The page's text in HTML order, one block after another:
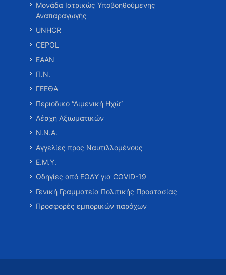
Μονάδα Ιατρικώς Υποβοηθούμενης
Αναπαραγωγής
UNHCR
CEPOL
ΕΑΑΝ
Π.Ν.
ΓΕΕΘΑ
Περιοδικό “Λιμενική Ηχώ”
Λέσχη Αξιωματικών
Ν.Ν.Α.
Αγγελίες προς Ναυτιλλομένους
Ε.Μ.Υ.
Οδηγίες από ΕΟΔΥ για COVID-19
Γενική Γραμματεία Πολιτικής Προστασίας
Προσφορές εμπορικών παρόχων